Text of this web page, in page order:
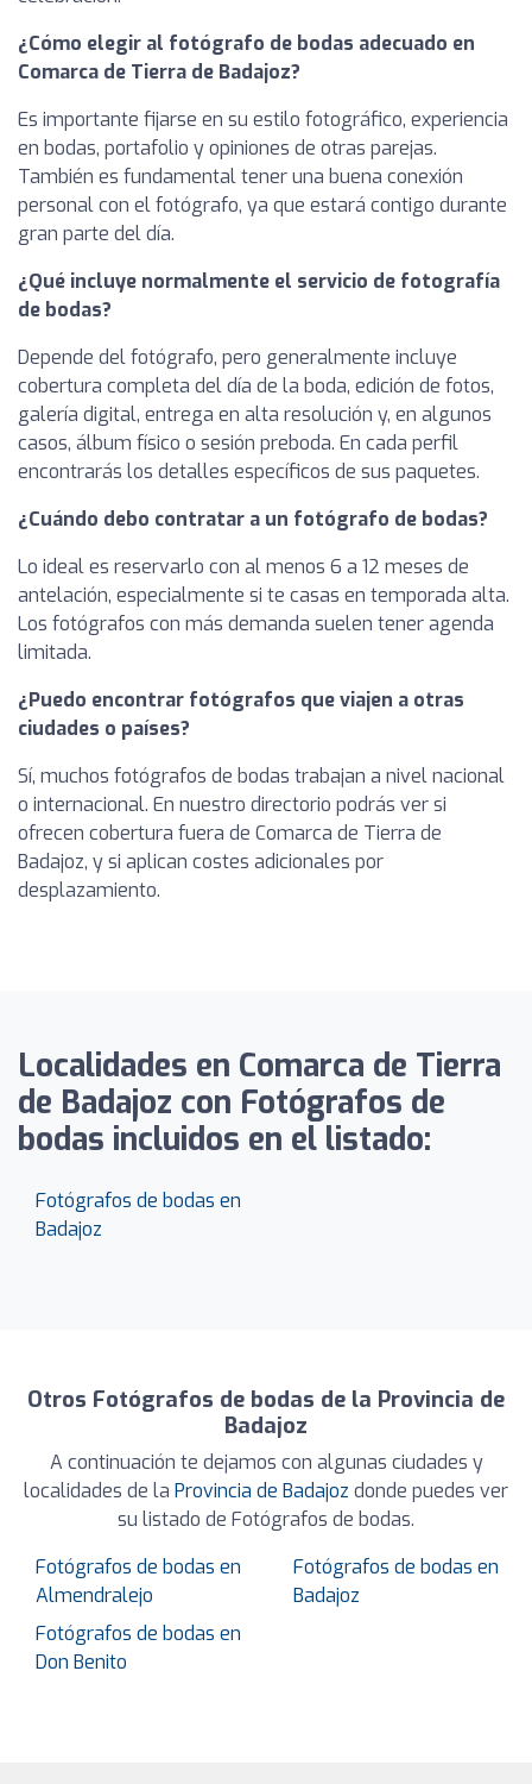
¿Cómo elegir al fotógrafo de bodas adecuado en
Comarca de Tierra de Badajoz?
Es importante fijarse en su estilo fotográfico, experiencia
en bodas, portafolio y opiniones de otras parejas.
También es fundamental tener una buena conexión
personal con el fotógrafo, ya que estará contigo durante
gran parte del día.
¿Qué incluye normalmente el servicio de fotografía
de bodas?
Depende del fotógrafo, pero generalmente incluye
cobertura completa del día de la boda, edición de fotos,
galería digital, entrega en alta resolución y, en algunos
casos, álbum físico o sesión preboda. En cada perfil
encontrarás los detalles específicos de sus paquetes.
¿Cuándo debo contratar a un fotógrafo de bodas?
Lo ideal es reservarlo con al menos 6 a 12 meses de
antelación, especialmente si te casas en temporada alta.
Los fotógrafos con más demanda suelen tener agenda
limitada.
¿Puedo encontrar fotógrafos que viajen a otras
ciudades o países?
Sí, muchos fotógrafos de bodas trabajan a nivel nacional
o internacional. En nuestro directorio podrás ver si
ofrecen cobertura fuera de Comarca de Tierra de
Badajoz, y si aplican costes adicionales por
desplazamiento.
Localidades en Comarca de Tierra
de Badajoz con Fotógrafos de
bodas incluidos en el listado:
Fotógrafos de bodas en
Badajoz
Otros Fotógrafos de bodas de la Provincia de
Badajoz
A continuación te dejamos con algunas ciudades y
localidades de la Provincia de Badajoz donde puedes ver
su listado de Fotógrafos de bodas.
Fotógrafos de bodas en
Almendralejo
Fotógrafos de bodas en
Badajoz
Fotógrafos de bodas en
Don Benito